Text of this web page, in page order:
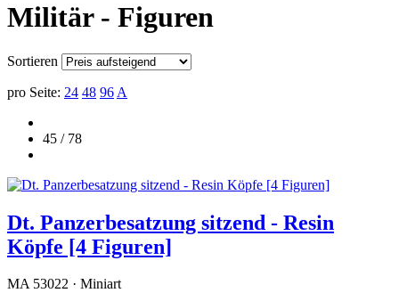
Militär - Figuren
Sortieren
pro Seite: 24 48 96 A
45 / 78
Dt. Panzerbesatzung sitzend - Resin
Köpfe [4 Figuren]
MA 53022 · Miniart